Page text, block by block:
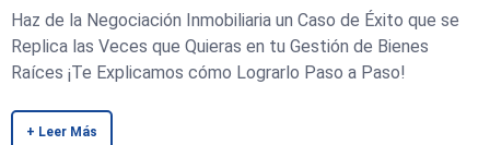
Haz de la Negociación Inmobiliaria un Caso de Éxito que se
Replica las Veces que Quieras en tu Gestión de Bienes
Raíces ¡Te Explicamos cómo Lograrlo Paso a Paso!
+ Leer Más